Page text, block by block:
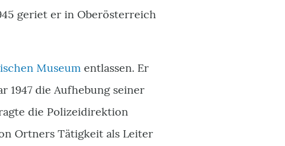
geriet er in Oberösterreich
Museum entlassen. Er
1947 die Aufhebung seiner
die Polizeidirektion
Ortners Tätigkeit als Leiter